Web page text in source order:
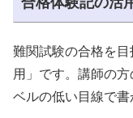
難関試験の合格を
用」です。講師の
ベルの低い目線で書